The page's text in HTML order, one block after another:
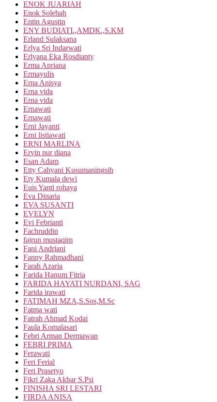
ENOK JUARIAH
Enok Solehah
Entin Agustin
ENY BUDIATI.,AMDK.,S.KM
Erland Sulaksana
Erlya Sri Indarwati
Erlyana Eka Rosdianty
Erma Apriana
Ermayulis
Erna Anisya
Erna vida
Erna vida
Ernawati
Ernawati
Erni Jayanti
Erni listiawati
ERNI MARLINA
Ervin nur diana
Esan Adam
Etty Cahyani Kusumaningsih
Ety Kumala dewi
Euis Yanti rohaya
Eva Dinaria
EVA SUSANTI
EVELYN
Evi Febrianti
Fachruddin
fajrun mustaqim
Fani Andriani
Fanny Rahmadhani
Farah Azaria
Farida Hanum Fitria
FARIDA HAYATI NURDANI, SAG
Farida irawati
FATIMAH MZA,S.Sos,M.Sc
Fatma wati
Fatrah Ahmad Kodai
Faula Komalasari
Febri Arman Dermawan
FEBRI PRIMA
Ferawati
Feri Ferial
Feri Prasetyo
Fikri Zaka Akbar S.Psi
FINISHA SRI LESTARI
FIRDA ANISA